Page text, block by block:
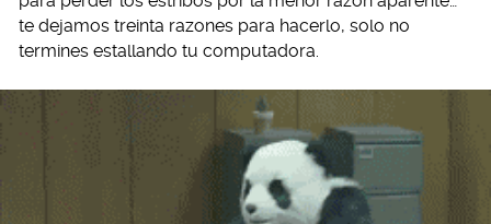
te dejamos treinta razones para hacerlo, solo no
termines estallando tu computadora.